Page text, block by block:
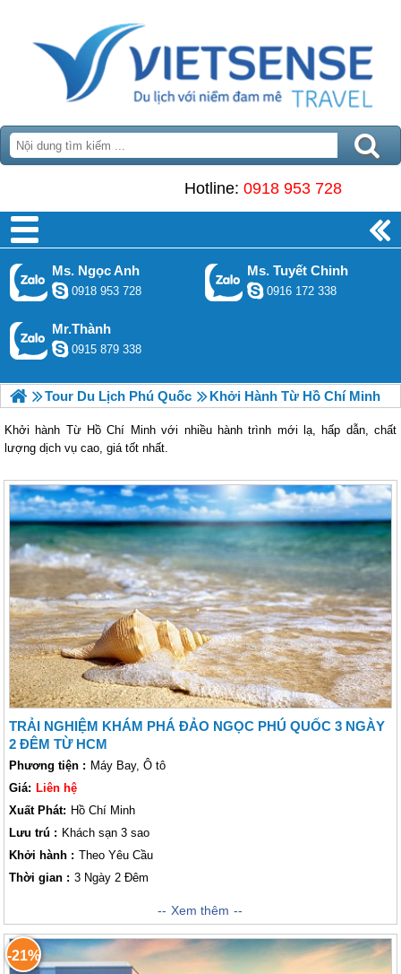
Hotline: 0918 953 728
Ms. Ngọc Anh
0918 953 728
Ms. Tuyết Chinh
0916 172 338
Mr.Thành
0915 879 338
Tour Du Lịch Phú Quốc Khởi Hành Từ Hồ Chí Minh
Khởi hành Từ Hồ Chí Minh với nhiều hành trình mới lạ, hấp dẫn, chất
lượng dịch vụ cao, giá tốt nhất.
TRẢI NGHIỆM KHÁM PHÁ ĐẢO NGỌC PHÚ QUỐC 3 NGÀY
2 ĐÊM TỪ HCM
Phương tiện : Máy Bay, Ô tô
Giá: Liên hệ
Xuất Phát: Hồ Chí Minh
Lưu trú : Khách sạn 3 sao
Khởi hành : Theo Yêu Cầu
Thời gian : 3 Ngày 2 Đêm
Thường được người Việt Nam gọi với cái tên 'đảo Ngọc', đảo này là một
trong những hòn đảo đẹp nhất Việt Nam . không hổ danh là nơi lý tưởng
nhất để bạn thoát khỏi cuộc sống nhộn nhịp của thành phố. Không nơi
nào khác ngoài nơi đây bạn có thể tìm thấy sự kết hợp hoàn hảo giữa
Xem thêm
-21%